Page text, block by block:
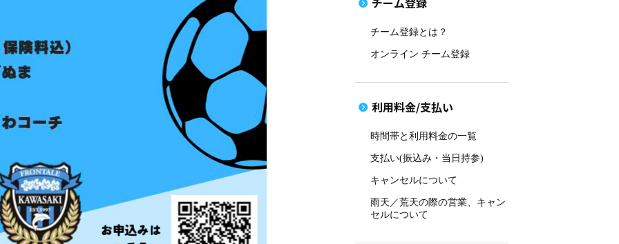
チーム登録とは？
オンライン チーム登録
利用料金/支払い
時間帯と利用料金の一覧
支払い(振込み・当日持参)
キャンセルについて
雨天／荒天の際の営業、キャン
セルについて